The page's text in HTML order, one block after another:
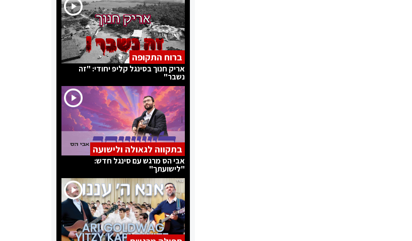
ברוח התקופה
אריק חנוך בסינגל קליפ יחודי: "זה
נשבר"
בתקווה לגאולה ולישועה
אבי הס מרגש עם סינגל חדש:
"לישועתך"